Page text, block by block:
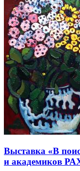
Выставка «В
и академиков